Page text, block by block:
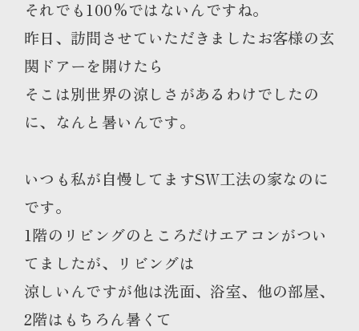
それでも100%ではないんですね。
昨日、訪問させていただきましたお客様の玄
関ドアーを開けたら
そこは別世界の涼しさがあるわけでしたの
に、なんと暑いんです。
いつも私が自慢してますSW工法の家なのに
です。
1階のリビングのところだけエアコンがつい
てましたが、リビングは
涼しいんですが他は洗面、浴室、他の部屋、
2階はもちろん暑くて